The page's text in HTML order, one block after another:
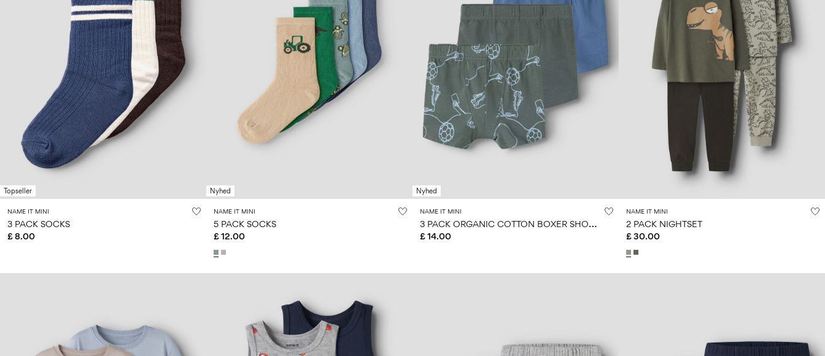
Topseller
NAME IT MINI
3 PACK SOCKS
£ 8.00
Nyhed
NAME IT MINI
5 PACK SOCKS
£ 12.00
Nyhed
NAME IT MINI
3
PACK ORGANIC COTTON BOXER SHORTS
£ 14.00
NAME IT MINI
2 PACK NIGHTSET
£ 30.00